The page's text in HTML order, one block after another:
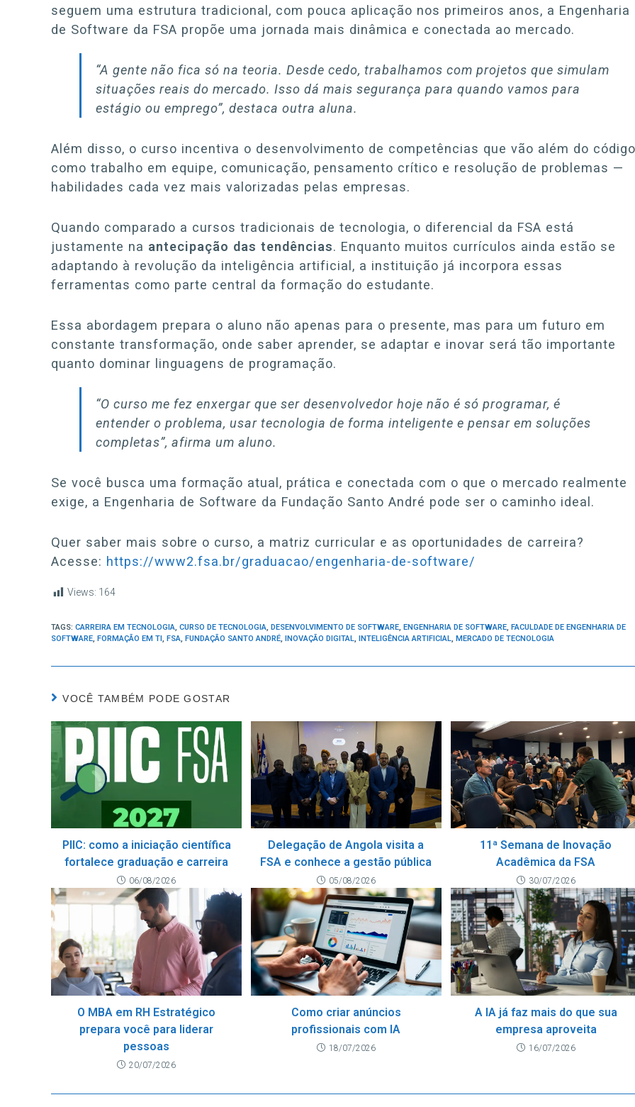
seguem uma estrutura tradicional, com pouca aplicação nos primeiros anos, a Engenharia
de Software da FSA propõe uma jornada mais dinâmica e conectada ao mercado.
“A gente não fica só na teoria. Desde cedo, trabalhamos com projetos que simulam
situações reais do mercado. Isso dá mais segurança para quando vamos para
estágio ou emprego”, destaca outra aluna.
Além disso, o curso incentiva o desenvolvimento de competências que vão além do
como trabalho em equipe, comunicação, pensamento crítico e resolução de problemas —
habilidades cada vez mais valorizadas pelas empresas.
Quando comparado a cursos tradicionais de tecnologia, o diferencial da FSA está
justamente na antecipação das tendências. Enquanto muitos currículos ainda estão se
adaptando à revolução da inteligência artificial, a instituição já incorpora essas
ferramentas como parte central da formação do estudante.
Essa abordagem prepara o aluno não apenas para o presente, mas para um futuro em
constante transformação, onde saber aprender, se adaptar e inovar será tão importante
quanto dominar linguagens de programação.
“O curso me fez enxergar que ser desenvolvedor hoje não é só programar, é
entender o problema, usar tecnologia de forma inteligente e pensar em soluções
completas”, afirma um aluno.
Se você busca uma formação atual, prática e conectada com o que o mercado realmente
exige, a Engenharia de Software da Fundação Santo André pode ser o caminho ideal.
Quer saber mais sobre o curso, a matriz curricular e as oportunidades de carreira?
Acesse: https://www2.fsa.br/graduacao/engenharia-de-software/
Views: 164
TAGS: CARREIRA EM TECNOLOGIA, CURSO DE TECNOLOGIA, DESENVOLVIMENTO DE SOFTWARE, ENGENHARIA DE SOFTWARE, FACULDADE DE ENGENHARIA DE
SOFTWARE, FORMAÇÃO EM TI, FSA, FUNDAÇÃO SANTO ANDRÉ, INOVAÇÃO DIGITAL, INTELIGÊNCIA ARTIFICIAL, MERCADO DE TECNOLOGIA
VOCÊ TAMBÉM PODE GOSTAR
PIIC: como a iniciação científica
fortalece graduação e carreira
06/08/2026
Delegação de Angola visita a
FSA e conhece a gestão pública
05/08/2026
11ª Semana de Inovação
Acadêmica da FSA
30/07/2026
O MBA em RH Estratégico
prepara você para liderar
pessoas
20/07/2026
Como criar anúncios
profissionais com IA
18/07/2026
A IA já faz mais do que sua
empresa aproveita
16/07/2026